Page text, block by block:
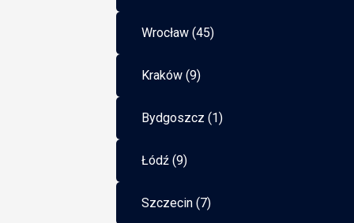
Wrocław (45)
Kraków (9)
Bydgoszcz (1)
Łódź (9)
Szczecin (7)